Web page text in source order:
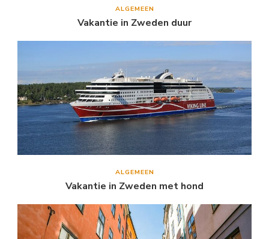
ALGEMEEN
Vakantie in Zweden duur
ALGEMEEN
Vakantie in Zweden met hond